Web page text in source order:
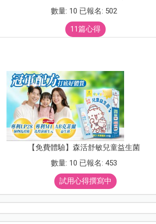
數量: 10 已報名: 502
11篇心得
【免費體驗】森活舒敏兒童益生菌
數量: 10 已報名: 453
試用心得撰寫中